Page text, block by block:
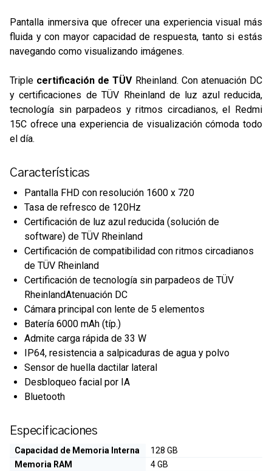
Pantalla inmersiva que ofrecer una experiencia visual más
fluida y con mayor capacidad de respuesta, tanto si estás
navegando como visualizando imágenes.
Triple certificación de TÜVRheinland. Con atenuación DC
y certificaciones de TÜV Rheinland de luz azul reducida,
tecnología sin parpadeos y ritmos circadianos, el Redmi
15C ofrece una experiencia de visualización cómoda todo
el día.
Características
Pantalla FHD con resolución 1600 x 720
Tasa de refresco de 120Hz
Certificación de luz azul reducida (solución de
software) de TÜV Rheinland
Certificación de compatibilidad con ritmos circadianos
de TÜV Rheinland
Certificación de tecnología sin parpadeos de TÜV
RheinlandAtenuación DC
Cámara principal con lente de 5 elementos
Batería 6000 mAh (típ.)
Admite carga rápida de 33 W
IP64, resistencia a salpicaduras de agua y polvo
Sensor de huella dactilar lateral
Desbloqueo facial por IA
Bluetooth
Especificaciones
Capacidad de Memoria Interna
128 GB
Memoria RAM
4 GB